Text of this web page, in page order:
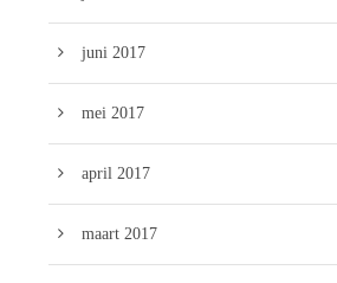
juni 2017
mei 2017
april 2017
maart 2017